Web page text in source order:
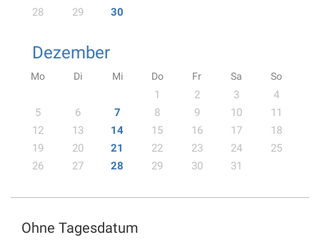
28
29 30
Dezember
Mo Di Mi Do Fr Sa So
1 2 3
4
5
6 7 8 9 10
11
12
13 14 15 16 17
18
19
20 21 22 23 24
25
26
27 28 29 30 31
Ohne Tagesdatum